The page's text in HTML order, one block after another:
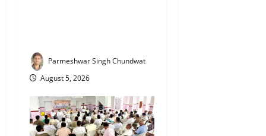
Parmeshwar Singh Chundwat
August 5, 2026